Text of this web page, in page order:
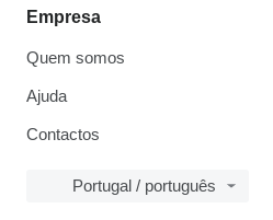
Empresa
Quem somos
Ajuda
Contactos
Portugal / português